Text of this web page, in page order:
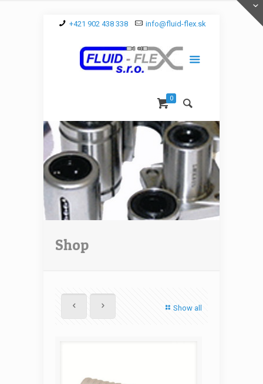
+421 902 438 338 info@fluid-flex.sk
0
Shop
Show all